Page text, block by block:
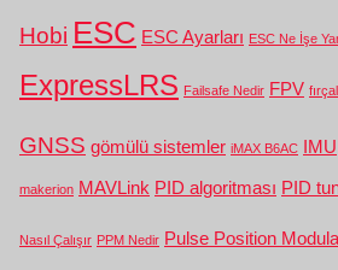
Hobi ESC ESC Ayarları ESC Ne İşe
ExpressLRS Failsafe Nedir FPV
GNSS gömülü sistemler iMAX B6AC IMU
makerion MAVLink PID algoritması PID
Nasıl Çalışır PPM Nedir Pulse Position